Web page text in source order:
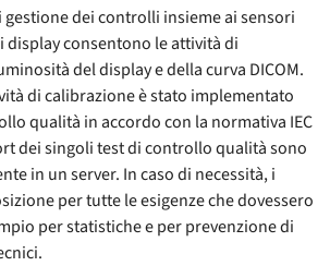
dei controlli insieme ai sensori
consentono le attività di
del display e della curva DICOM.
di calibrazione è stato implementato
qualità in accordo con la normativa IEC
dei singoli test di controllo qualità sono
in un server. In caso di necessità, i
per tutte le esigenze che dovessero
per statistiche e per prevenzione di